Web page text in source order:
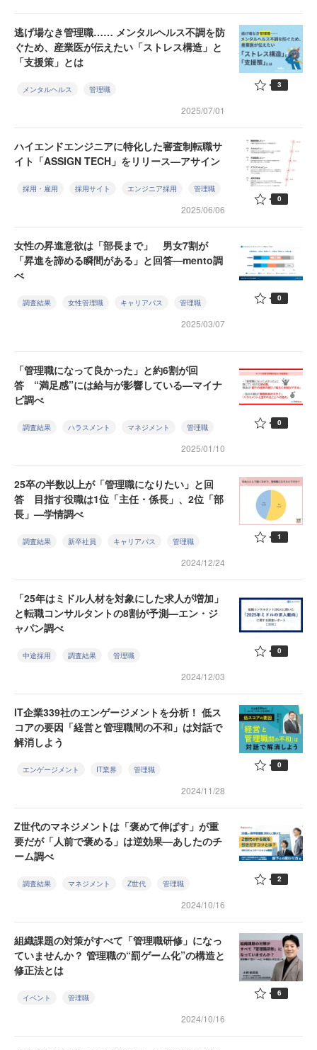
逃げ場なき管理職…… メンタルヘルス不調を防
ぐため、産業医が伝えたい「ストレス構造」と
「支援策」とは
メンタルヘルス 管理職
2025/07/01
3
ハイエンドエンジニアに特化した審査制転職サ
イト「ASSIGN TECH」をリリース—アサイン
採用・雇用 採用サイト エンジニア採用 管理職
2025/06/06
0
女性の昇進意欲は「部長まで」 男女7割が
「昇進を諦める瞬間がある」と回答—mento調
べ
調査結果 女性管理職 キャリアパス 管理職
2025/03/07
0
「管理職になって良かった」と約6割が回
答 “満足感”には給与が影響している—マイナ
ビ調べ
調査結果 ハラスメント マネジメント 管理職
2025/01/10
0
25卒の半数以上が「管理職になりたい」と回
答 目指す役職は1位「主任・係長」、2位「部
長」—学情調べ
調査結果 新卒社員 キャリアパス 管理職
2024/12/24
1
「25年はミドル人材を対象にした求人が増加」
と転職コンサルタントの8割が予測—エン・ジ
ャパン調べ
中途採用 調査結果 管理職
2024/12/03
0
IT企業339社のエンゲージメントを分析！ 低ス
コアの要因「経営と管理職間の不和」は対話で
解消しよう
エンゲージメント IT業界 管理職
2024/11/28
0
Z世代のマネジメントは「褒めて伸ばす」が重
要だが「人前で褒める」は逆効果—あしたのチ
ーム調べ
調査結果 マネジメント Z世代 管理職
2024/10/16
2
組織課題の対策がすべて「管理職研修」になっ
ていませんか？ 管理職の“罰ゲーム化”の構造と
修正法とは
イベント 管理職
2024/10/16
6